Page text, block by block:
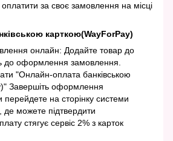
за своє замовлення на місці
карткою(WayForPay)
онлайн: Додайте товар до
до оформлення замовлення.
"Онлайн-оплата банківською
Завершіть оформлення
на сторінку системи
де можете підтвердити
стягує сервіс 2% з карток